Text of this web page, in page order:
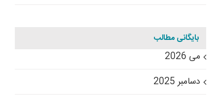
بایگانی مطالب
می 2026
دسامبر 2025